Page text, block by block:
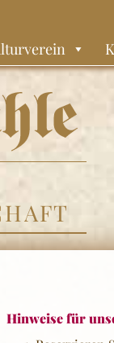
Hinweise für